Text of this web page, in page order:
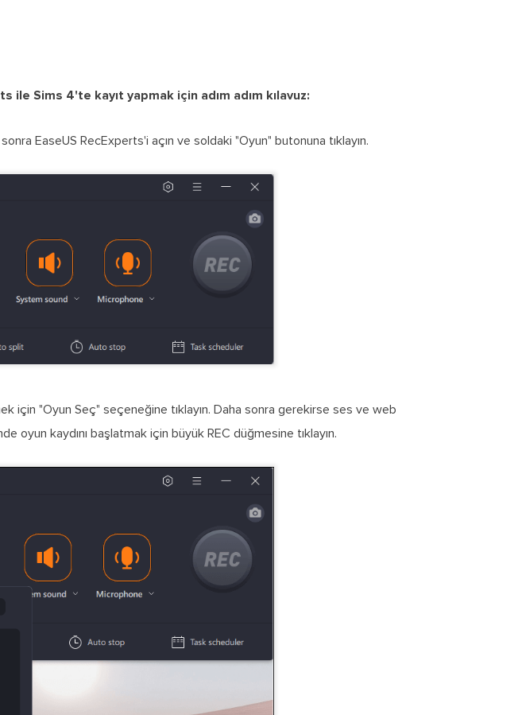
ile Sims 4'te kayıt yapmak için adım adım kılavuz:
EaseUS RecExperts'i açın ve soldaki "Oyun" butonuna tıklayın.
için "Oyun Seç" seçeneğine tıklayın. Daha sonra gerekirse ses ve web
oyun kaydını başlatmak için büyük REC düğmesine tıklayın.